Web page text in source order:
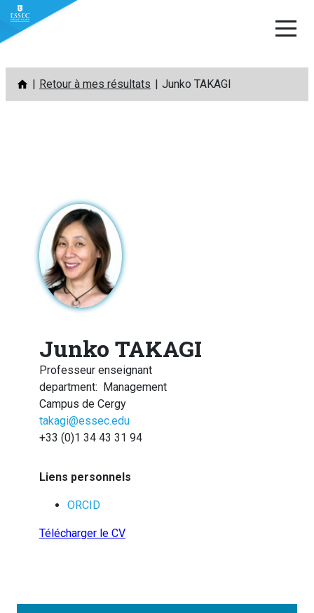
Aller
contenu
Retour à mes résultats Junko TAKAGI
Junko TAKAGI
Professeur enseignant
department:
Management
Campus de Cergy
takagi@essec.edu
+33 (0)1 34 43 31 94
Liens personnels
ORCID
Télécharger le CV